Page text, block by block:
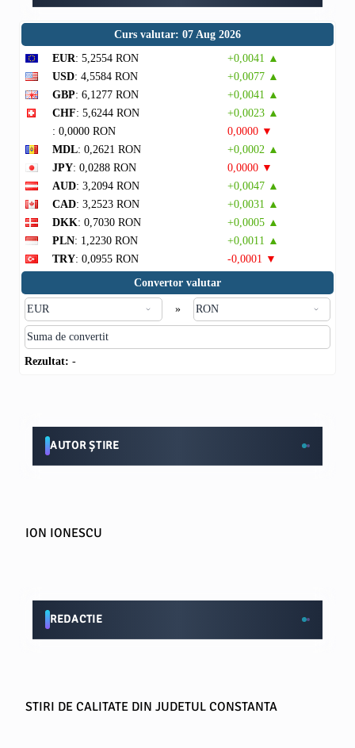
Curs valutar: 07 Aug 2026
EUR: 5,2554 RON
+0,0041 ▲
USD: 4,5584 RON
+0,0077 ▲
GBP: 6,1277 RON
+0,0041 ▲
CHF: 5,6244 RON
+0,0023 ▲
: 0,0000 RON
0,0000 ▼
MDL: 0,2621 RON
+0,0002 ▲
JPY: 0,0288 RON
0,0000 ▼
AUD: 3,2094 RON
+0,0047 ▲
CAD: 3,2523 RON
+0,0031 ▲
DKK: 0,7030 RON
+0,0005 ▲
PLN: 1,2230 RON
+0,0011 ▲
TRY: 0,0955 RON
-0,0001 ▼
Convertor valutar
»
Rezultat: -
AUTOR ȘTIRE
ION IONESCU
REDACTIE
STIRI DE CALITATE DIN JUDETUL CONSTANTA